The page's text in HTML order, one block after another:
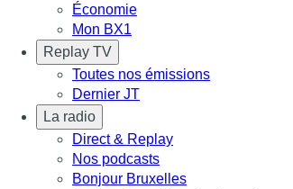
Économie
Mon BX1
Replay TV
Toutes nos émissions
Dernier JT
La radio
Direct & Replay
Nos podcasts
Bonjour Bruxelles